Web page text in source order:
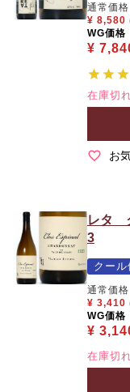
通常価格
¥ 8,580
WG価格
¥
在庫切
お
レタ
3
クー
通常価格
¥ 3,410
WG価格
¥
在庫切